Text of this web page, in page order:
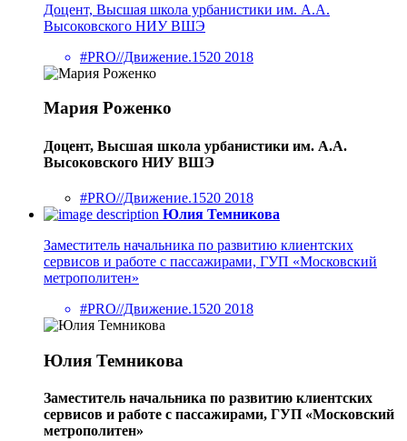
Доцент, Высшая школа урбанистики им. А.А.
Высоковского НИУ ВШЭ
#PRO//Движение.1520 2018
Мария Роженко
Доцент, Высшая школа урбанистики им. А.А.
Высоковского НИУ ВШЭ
#PRO//Движение.1520 2018
Юлия Темникова
Заместитель начальника по развитию клиентских
сервисов и работе с пассажирами, ГУП «Московский
метрополитен»
#PRO//Движение.1520 2018
Юлия Темникова
Заместитель начальника по развитию клиентских
сервисов и работе с пассажирами, ГУП «Московский
метрополитен»